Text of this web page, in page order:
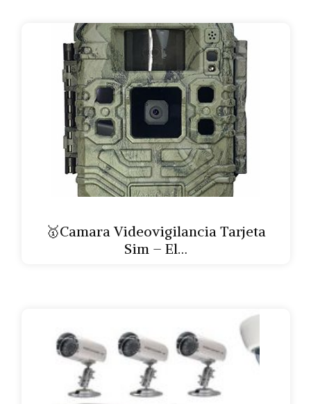
🥇Camara Videovigilancia Tarjeta
Sim – El…